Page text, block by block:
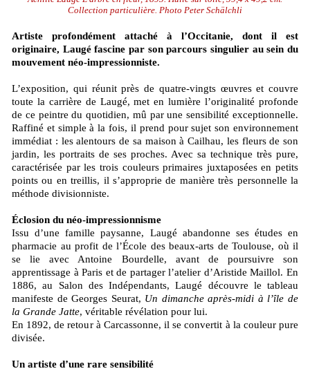
Collection particulière. Photo Peter Schälchli
Artiste profondément attaché à l’Occitanie, dont il est
originaire, Laugé fascine par son parcours singulier au sein du
mouvement néo-impressionniste.
L’exposition, qui réunit près de quatre-vingts œuvres et couvre
toute la carrière de Laugé, met en lumière l’originalité profonde
de ce peintre du quotidien, mû par une sensibilité exceptionnelle.
Raffiné et simple à la fois, il prend pour sujet son environnement
immédiat : les alentours de sa maison à Cailhau, les fleurs de son
jardin, les portraits de ses proches. Avec sa technique très pure,
caractérisée par les trois couleurs primaires juxtaposées en petits
points ou en treillis, il s’approprie de manière très personnelle la
méthode divisionniste.
Éclosion du néo-impressionnisme
Issu d’une famille paysanne, Laugé abandonne ses études en
pharmacie au profit de l’École des beaux-arts de Toulouse, où il
se lie avec Antoine Bourdelle, avant de poursuivre son
apprentissage à Paris et de partager l’atelier d’Aristide Maillol. En
1886, au Salon des Indépendants, Laugé découvre le tableau
manifeste de Georges Seurat, Un dimanche après-midi à l’île de
la Grande Jatte, véritable révélation pour lui.
En 1892, de retour à Carcassonne, il se convertit à la couleur pure
divisée.
Un artiste d’une rare sensibilité